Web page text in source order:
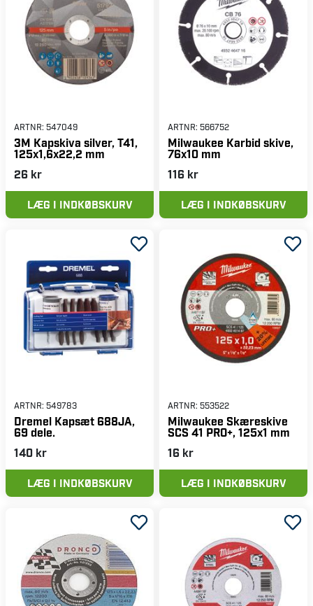
ARTNR: 547049
3M Kapskiva silver, T41,
125x1,6x22,2 mm
26 kr
LÆG I INDKØBSKURV
ARTNR: 566752
Milwaukee Karbid skive,
76x10 mm
116 kr
LÆG I INDKØBSKURV
ARTNR: 549783
Dremel Kapsæt 688JA,
69 dele.
140 kr
LÆG I INDKØBSKURV
ARTNR: 553522
Milwaukee Skæreskive
SCS 41 PRO+, 125x1 mm
16 kr
LÆG I INDKØBSKURV